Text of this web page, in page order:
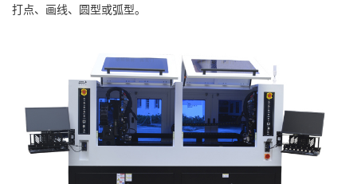
打点、画线、圆型或弧型。